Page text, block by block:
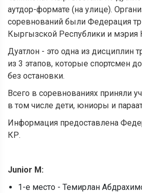
аутдор-формате (на улице).
соревнований были Федерация
Кыргызской Республики и мэрия
Дуатлон - это одна из дисциплин
из 3 этапов, которые спортсмен
без остановки.
Всего в соревнованиях приняли
в том числе дети, юниоры и
Информация предоставлена
КР.
Junior M:
1-е место - Темирлан